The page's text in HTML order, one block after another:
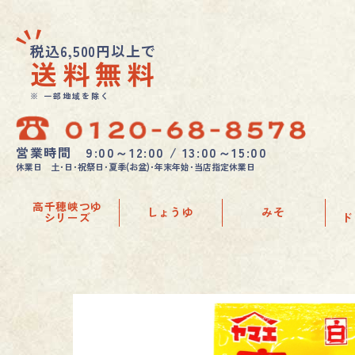
税込6,500円以上で
送料無料
※ 一部地域を除く
営業時間 9:00～12:00 / 13:00～15:00
休業日 土･日･祝祭日･夏季(お盆)･年末年始･当店指定休業日
高千穂峡つゆ
シリーズ しょうゆ みそ